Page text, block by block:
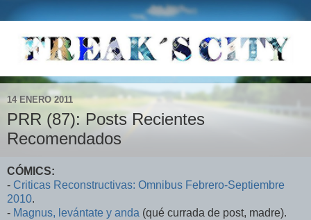
14 ENERO 2011
PRR (87): Posts Recientes
Recomendados
CÓMICS:
- Criticas Reconstructivas: Omnibus Febrero-Septiembre
2010.
- Magnus, levántate y anda (qué currada de post, madre).